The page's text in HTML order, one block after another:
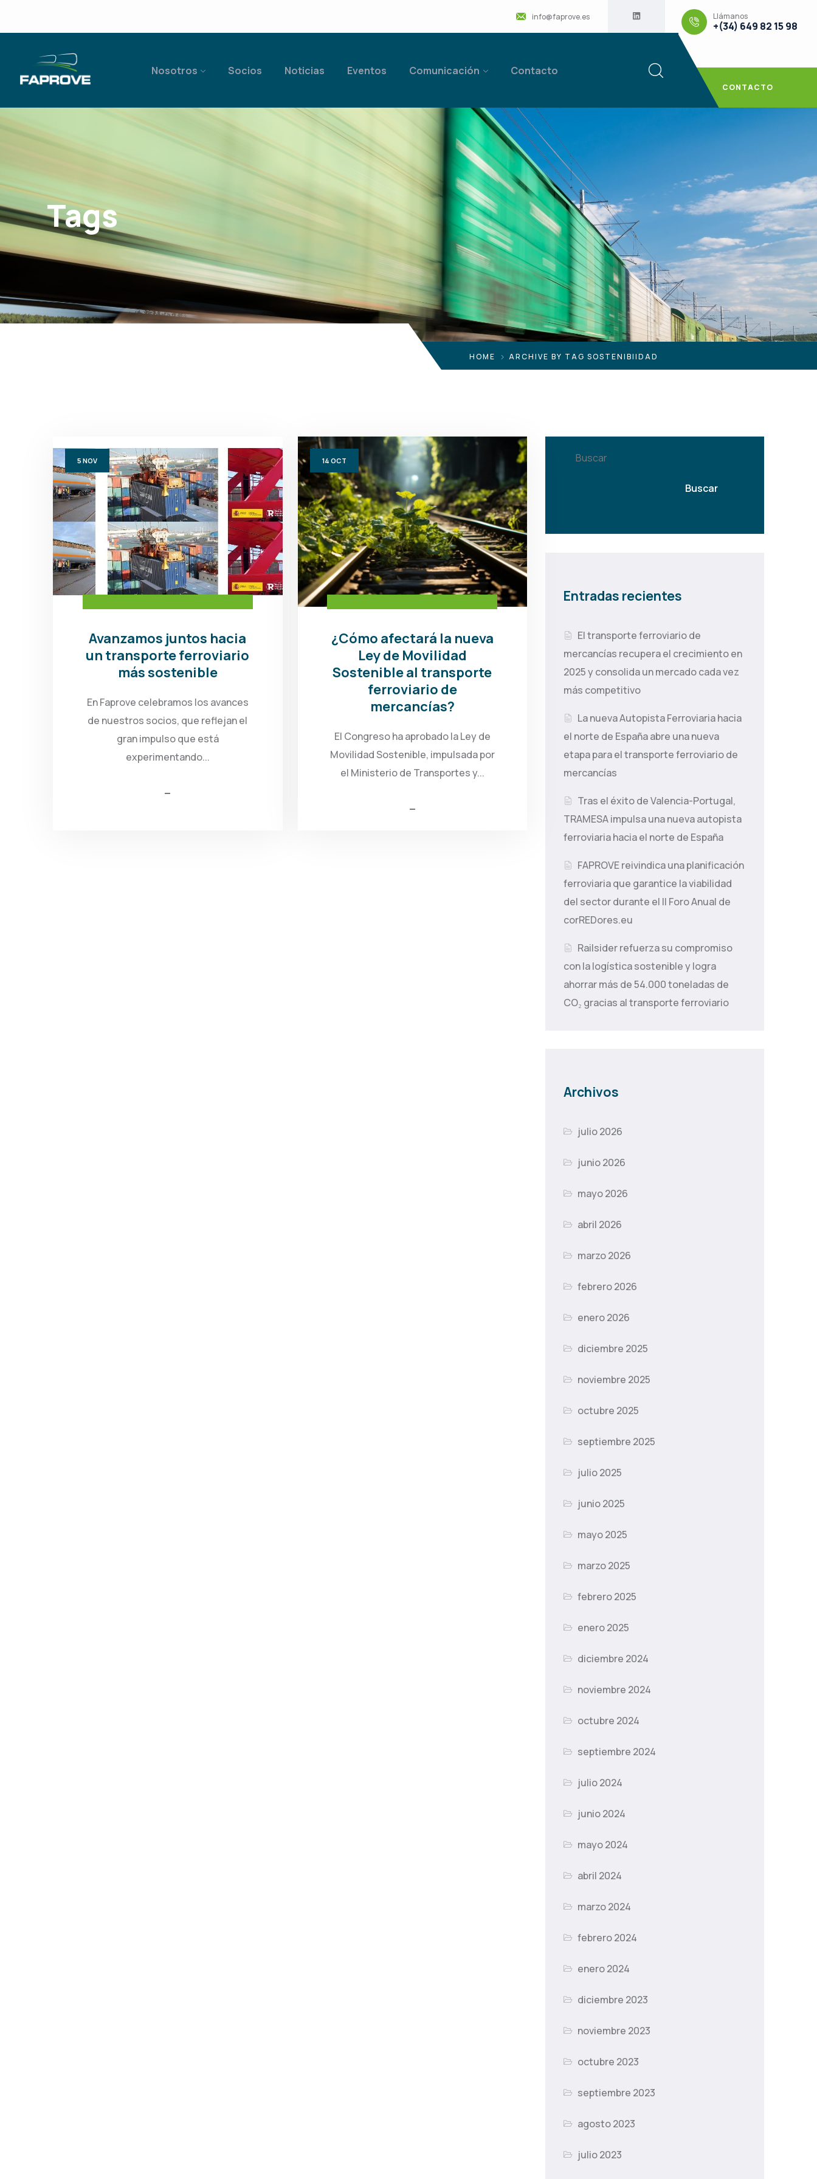
info@faprove.es Llámanos
+(34) 649 82 15 98
Nosotros Socios Noticias Eventos Comunicación Contacto
CONTACTO
Tags
HOME ARCHIVE BY TAG SOSTENIBIIDAD
5 NOV
Avanzamos juntos hacia
un transporte ferroviario
más sostenible
En Faprove celebramos los avances
de nuestros socios, que reflejan el
gran impulso que está
experimentando...
14 OCT
¿Cómo afectará la nueva
Ley de Movilidad
Sostenible al transporte
ferroviario de
mercancías?
El Congreso ha aprobado la Ley de
Movilidad Sostenible, impulsada por
el Ministerio de Transportes y...
Buscar
Buscar
Entradas recientes
El transporte ferroviario de
mercancías recupera el crecimiento en
2025 y consolida un mercado cada vez
más competitivo
La nueva Autopista Ferroviaria hacia
el norte de España abre una nueva
etapa para el transporte ferroviario de
mercancías
Tras el éxito de Valencia-Portugal,
TRAMESA impulsa una nueva autopista
ferroviaria hacia el norte de España
FAPROVE reivindica una planificación
ferroviaria que garantice la viabilidad
del sector durante el II Foro Anual de
corREDores.eu
Railsider refuerza su compromiso
con la logística sostenible y logra
ahorrar más de 54.000 toneladas de
CO₂ gracias al transporte ferroviario
Archivos
julio 2026
junio 2026
mayo 2026
abril 2026
marzo 2026
febrero 2026
enero 2026
diciembre 2025
noviembre 2025
octubre 2025
septiembre 2025
julio 2025
junio 2025
mayo 2025
marzo 2025
febrero 2025
enero 2025
diciembre 2024
noviembre 2024
octubre 2024
septiembre 2024
julio 2024
junio 2024
mayo 2024
abril 2024
marzo 2024
febrero 2024
enero 2024
diciembre 2023
noviembre 2023
octubre 2023
septiembre 2023
agosto 2023
julio 2023